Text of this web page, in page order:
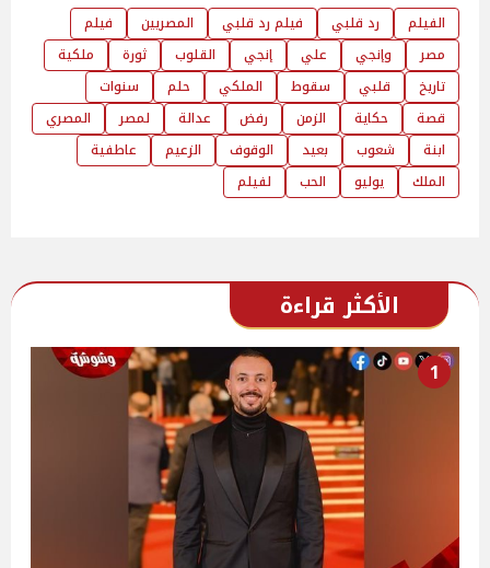
الفيلم رد قلبي فيلم رد قلبي المصريين
فيلم
مصر
وإنجي علي إنجي القلوب ثورة
ملكية
تاريخ
قلبي سقوط الملكي حلم
سنوات
قصة
حكاية الزمن رفض عدالة لمصر
المصري
ابنة
شعوب بعيد الوقوف الزعيم
عاطفية
الملك
يوليو الحب لفيلم
الأكثر قراءة
1